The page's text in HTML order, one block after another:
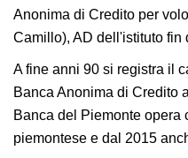
Anonima di Credito per
Camillo), AD dell'istituto fin
A fine anni 90 si registra il
Banca Anonima di Credito
Banca del Piemonte opera
piemontese e dal 2015